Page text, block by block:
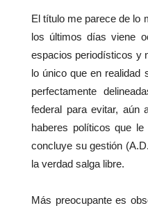
El título me parece de lo
los últimos días viene
espacios periodísticos y
lo único que en realidad
perfectamente
federal para evitar, aún
haberes políticos que
concluye su gestión
la verdad salga libre.
Más preocupante es